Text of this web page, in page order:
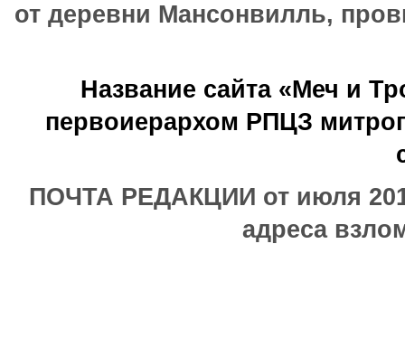
от деревни Мансонвилль,
Название сайта «Меч и
первоиерархом РПЦЗ
ПОЧТА РЕДАКЦИИ от июля
адреса